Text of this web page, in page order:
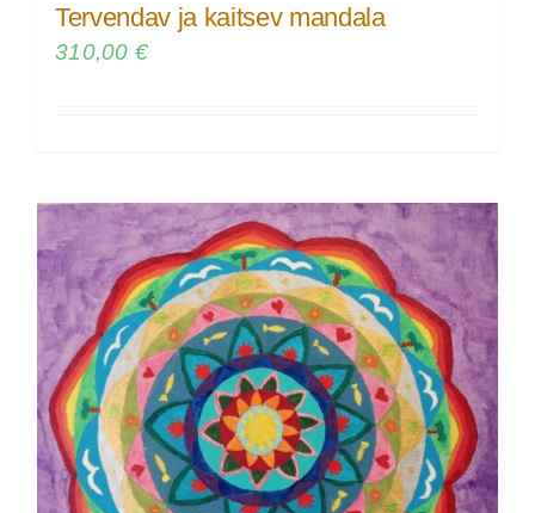
Tervendav ja kaitsev mandala
310,00 €